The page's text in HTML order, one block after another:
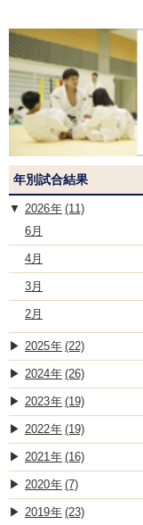
年別試合結果
2026
(11)
6月
4月
3月
2月
2025 (22)
2024 (26)
2023 (19)
2022 (19)
2021 (16)
2020 (7)
2019 (23)